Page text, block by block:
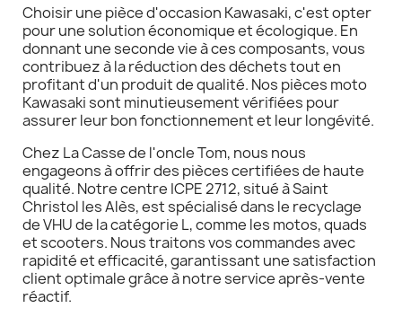
Choisir une pièce d'occasion Kawasaki, c'est opter
pour une solution économique et écologique. En
donnant une seconde vie à ces composants, vous
contribuez à la réduction des déchets tout en
profitant d'un produit de qualité. Nos pièces moto
Kawasaki sont minutieusement vérifiées pour
assurer leur bon fonctionnement et leur longévité.
Chez La Casse de l'oncle Tom, nous nous
engageons à offrir des pièces certifiées de haute
qualité. Notre centre ICPE 2712, situé à Saint
Christol les Alès, est spécialisé dans le recyclage
de VHU de la catégorie L, comme les motos, quads
et scooters. Nous traitons vos commandes avec
rapidité et efficacité, garantissant une satisfaction
client optimale grâce à notre service après-vente
réactif.